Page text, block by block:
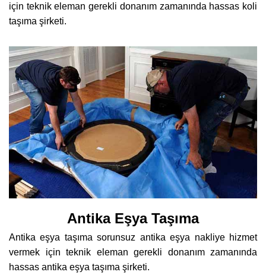
için teknik eleman gerekli donanım zamanında hassas koli
taşıma şirketi.
Antika Eşya Taşıma
Antika eşya taşıma sorunsuz antika eşya nakliye hizmet
vermek için teknik eleman gerekli donanım zamanında
hassas antika eşya taşıma şirketi.